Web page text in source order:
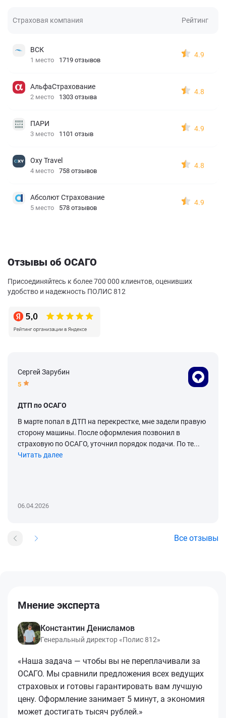
Страховая компания Рейтинг
ВСК
1 место 1719 отзывов
4.9
АльфаСтрахование
2 место 1303 отзыва
4.8
ПАРИ
3 место 1101 отзыв
4.9
Oxy Travel
4 место 758 отзывов
4.8
Абсолют Страхование
5 место 578 отзывов
4.9
Отзывы об ОСАГО
Присоединяйтесь к более 700 000 клиентов, оценивших
удобство и надежность ПОЛИС 812
Сергей Зарубин
5
ДТП по ОСАГО
В марте попал в ДТП на перекрестке, мне задели правую
сторону машины. После оформления позвонил в
страховую по ОСАГО, уточнил порядок подачи. По те...
Читать далее
06.04.2026
Все отзывы
Мнение эксперта
Константин Денисламов
Генеральный директор «Полис 812»
«Наша задача — чтобы вы не переплачивали за
ОСАГО. Мы сравнили предложения всех ведущих
страховых и готовы гарантировать вам лучшую
цену. Оформление занимает 5 минут, а экономия
может достигать тысяч рублей.»